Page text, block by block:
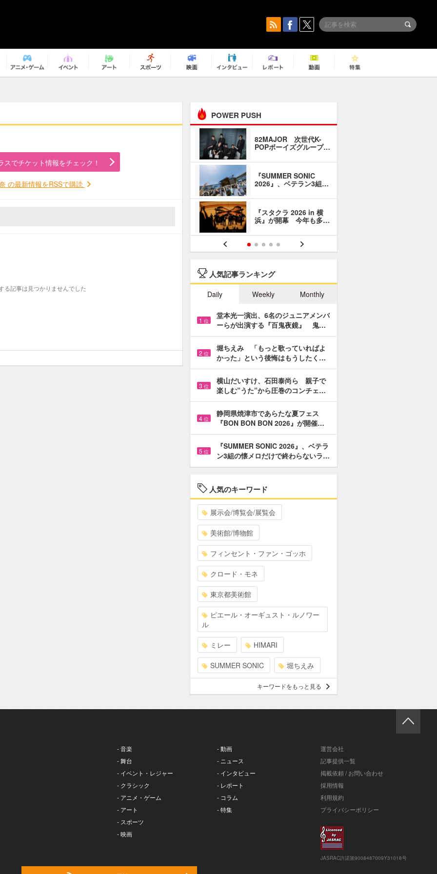
スでチケット情報をチェック！
の最新情報をRSSで購読
る記事は見つかりませんでした
POWER PUSH
82MAJOR 次世代K-
POPボーイズグループ…
『SUMMER SONIC
2026』、ベテラン3組…
『スタクラ 2026 in 横
浜』が開幕 今年も多…
人気記事ランキング
Daily Weekly Monthly
1 位
堂本光一演出、6名のジュニアメンバ
ーらが出演する『百鬼夜鏡』 鬼…
2 位
堀ちえみ 「もっと歌っていればよ
かった」という後悔はもうしたく…
3 位
横山だいすけ、石田泰尚ら 親子で
楽しむ”うた”から圧巻のコンチェ…
4 位
静岡県焼津市であらたな夏フェス
『BON BON BON 2026』が開催…
5 位
『SUMMER SONIC 2026』、ベテラ
ン3組の懐メロだけで終わらないラ…
人気のキーワード
展示会/博覧会/展覧会
美術館/博物館
フィンセント・ファン・ゴッホ
クロード・モネ
東京都美術館
ピエール・オーギュスト・ルノワー
ル
ミレー HIMARI
SUMMER SONIC 堀ちえみ
キーワードをもっと見る
- 音楽
- 舞台
- イベント・レジャー
- クラシック
- アニメ・ゲーム
- アート
- スポーツ
- 映画
- 動画
- ニュース
- インタビュー
- レポート
- コラム
- 特集
運営会社
記事提供一覧
掲載依頼 / お問い合わせ
採用情報
利用規約
プライバシーポリシー
JASRAC許諾第9008487009Y31018号